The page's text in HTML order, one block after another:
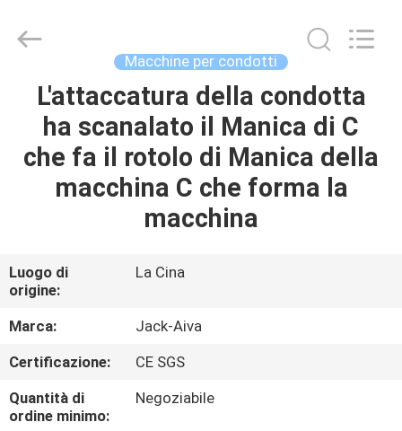
CASA.
PRODOTTI
NOI
VISITA
ALLA
FABBRICA
MACHINERY
Macchine per condotti
L'attaccatura della condotta
ha scanalato il Manica di C
che fa il rotolo di Manica della
macchina C che forma la
macchina
Luogo di
origine:
La Cina
Marca:
Jack-Aiva
Certificazione:
CE SGS
Quantità di
ordine minimo:
Negoziabile